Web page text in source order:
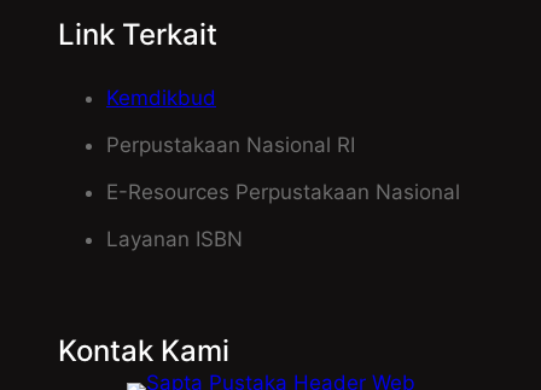
Link Terkait
Kemdikbud
Perpustakaan Nasional RI
E-Resources Perpustakaan Nasional
Layanan ISBN
Kontak Kami